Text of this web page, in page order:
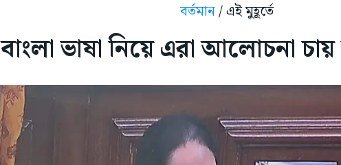
বর্তমান/ এই মুহূর্তে
বাংলা ভাষা নিয়ে এরা আলোচনা চায়